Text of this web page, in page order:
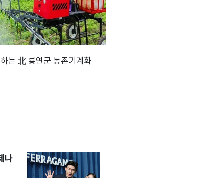
는 北 룡연군 농촌기계화
나